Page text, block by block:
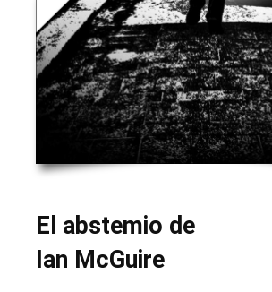
El abstemio de
Ian McGuire